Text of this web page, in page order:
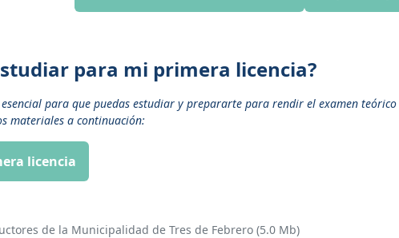
para mi primera licencia?
para que puedas estudiar y prepararte para rendir el examen teórico
materiales a continuación:
licencia
de la Municipalidad de Tres de Febrero (5.0 Mb)